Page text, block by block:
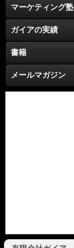
マーケティング塾
ガイアの実績
書籍
メールマガジン